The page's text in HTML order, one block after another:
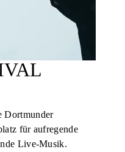
Dortmunder
für aufregende
Live-Musik.